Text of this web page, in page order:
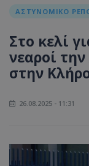
ΑΣΤΥΝΟΜΙΚΟ
Στο κελί
νεαροί
στην
26.08.2025 - 11:31